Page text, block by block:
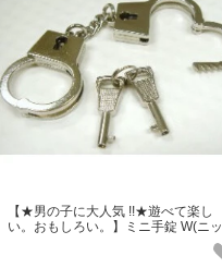
【★男の子に大人気 !!★遊べて楽し
い。おもしろい。】ミニ手錠 W(ニッ